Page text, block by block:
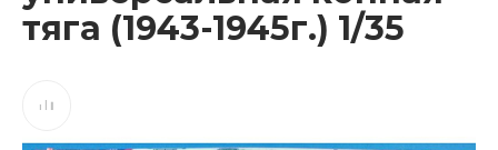
тяга (1943-1945г.) 1/35